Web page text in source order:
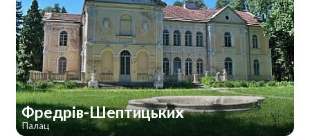
Фредрів-Шептицьких
Палац